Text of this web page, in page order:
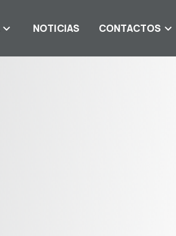
NOTICIAS CONTACTOS